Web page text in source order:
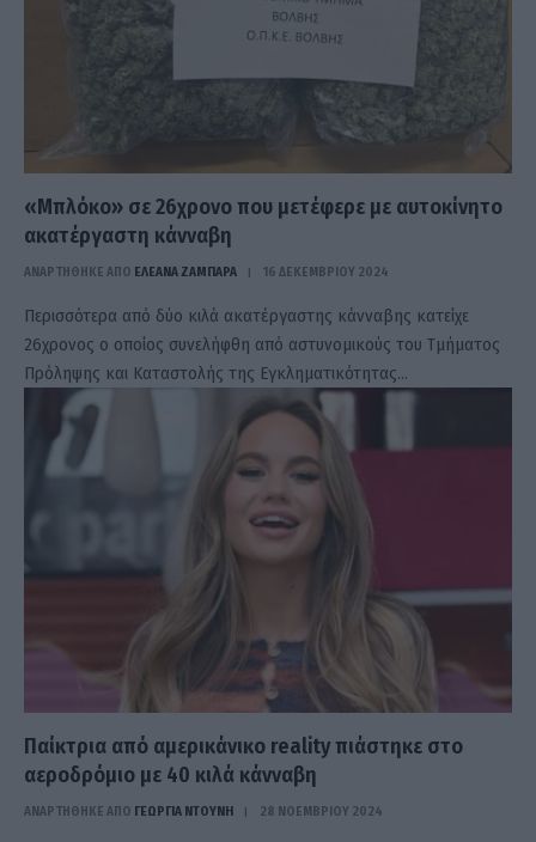
«Μπλόκο» σε 26χρονο που μετέφερε με αυτοκίνητο
ακατέργαστη κάνναβη
ΑΝΑΡΤΗΘΗΚΕ ΑΠΟ ΕΛΕΑΝΑ ΖΑΜΠΑΡΑ 16 ΔΕΚΕΜΒΡΊΟΥ 2024
Περισσότερα από δύο κιλά ακατέργαστης κάνναβης κατείχε
26χρονος ο οποίος συνελήφθη από αστυνομικούς του Τμήματος
Πρόληψης και Καταστολής της Εγκληματικότητας…
Παίκτρια από αμερικάνικο reality πιάστηκε στο
αεροδρόμιο με 40 κιλά κάνναβη
ΑΝΑΡΤΗΘΗΚΕ ΑΠΟ ΓΕΩΡΓΊΑ ΝΤΟΎΝΗ 28 ΝΟΕΜΒΡΊΟΥ 2024